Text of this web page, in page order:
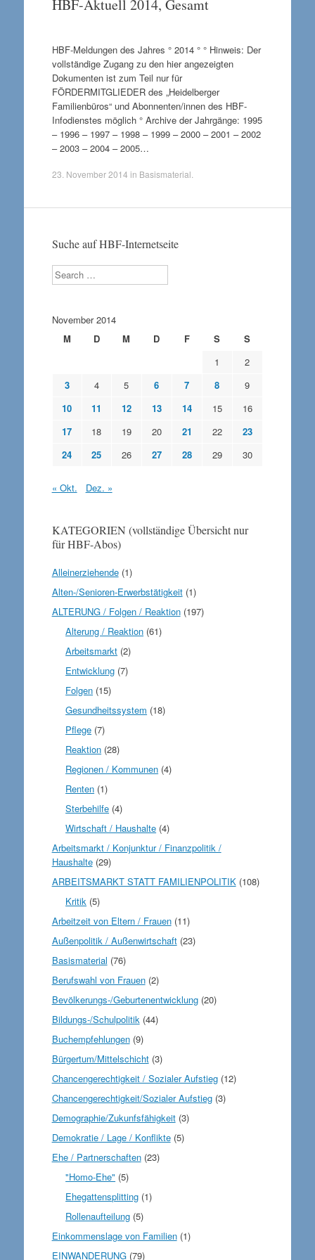
HBF-Aktuell 2014, Gesamt
HBF-Meldungen des Jahres ° 2014 ° ° Hinweis: Der
vollständige Zugang zu den hier angezeigten
Dokumenten ist zum Teil nur für
FÖRDERMITGLIEDER des „Heidelberger
Familienbüros“ und Abonnenten/innen des HBF-
Infodienstes möglich ° Archive der Jahrgänge: 1995
– 1996 – 1997 – 1998 – 1999 – 2000 – 2001 – 2002
– 2003 – 2004 – 2005…
23. November 2014 in Basismaterial
Suche auf HBF-Internetseite
Search
November 2014
M
D M D F S
S
1
2
3
4 5 6 7 8
9
10
11 12 13 14 15
16
17
18 19 20 21 22
23
24
25 26 27 28 29 30
« Okt. Dez. »
KATEGORIEN (vollständige Übersicht nur
für HBF-Abos)
Alleinerziehende(1)
Alten-/Senioren-Erwerbstätigkeit(1)
ALTERUNG / Folgen / Reaktion(197)
Alterung / Reaktion (61)
Arbeitsmarkt (2)
Entwicklung (7)
Folgen (15)
Gesundheitssystem (18)
Pflege (7)
Reaktion (28)
Regionen / Kommunen (4)
Renten (1)
Sterbehilfe (4)
Wirtschaft / Haushalte (4)
Arbeitsmarkt / Konjunktur / Finanzpolitik /
Haushalte(29)
ARBEITSMARKT STATT FAMILIENPOLITIK(108)
Kritik (5)
Arbeitzeit von Eltern / Frauen(11)
Außenpolitik / Außenwirtschaft(23)
Basismaterial (76)
Berufswahl von Frauen(2)
Bevölkerungs-/Geburtenentwicklung(20)
Bildungs-/Schulpolitik(44)
Buchempfehlungen(9)
Bürgertum/Mittelschicht(3)
Chancengerechtigkeit / Sozialer Aufstieg(12)
Chancengerechtigkeit/Sozialer Aufstieg(3)
Demographie/Zukunfsfähigkeit(3)
Demokratie / Lage / Konflikte(5)
Ehe / Partnerschaften(23)
"Homo-Ehe" (5)
Ehegattensplitting (1)
Rollenaufteilung (5)
Einkommenslage von Familien(1)
EINWANDERUNG(79)